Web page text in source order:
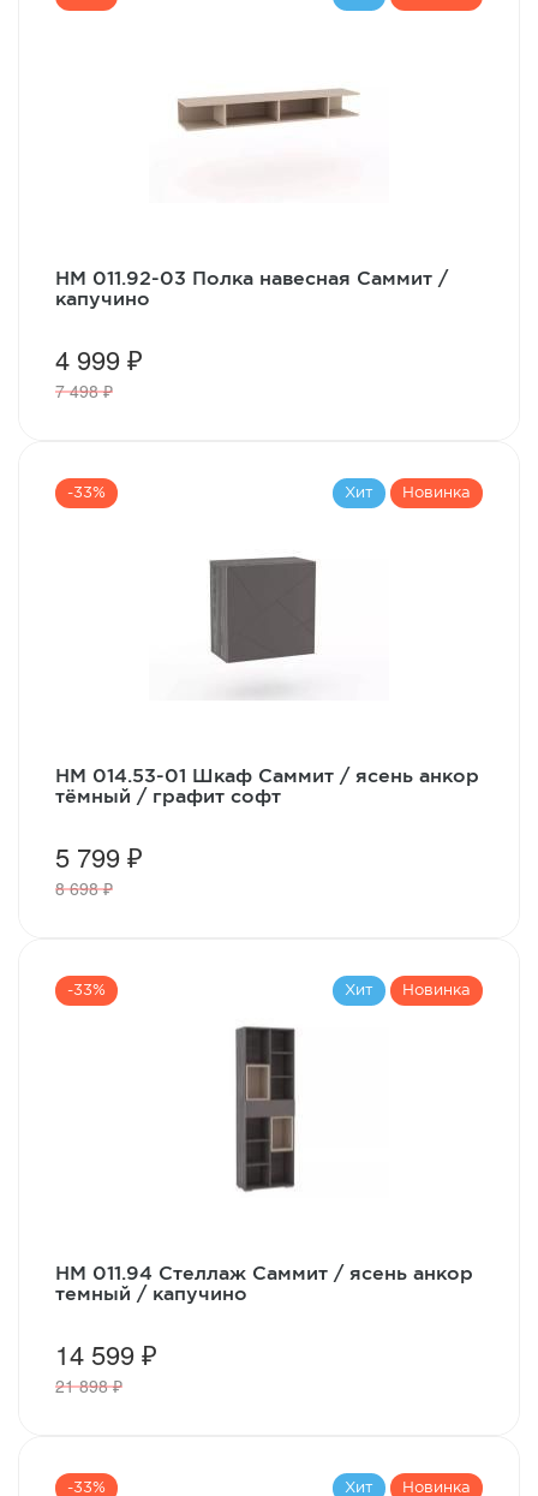
НМ 011.92-03 Полка навесная Саммит /
капучино
4 999 ₽
7 498 ₽
-33% Хит Новинка
НМ 014.53-01 Шкаф Саммит / ясень анкор
тёмный / графит софт
5 799 ₽
8 698 ₽
-33% Хит Новинка
НМ 011.94 Стеллаж Саммит / ясень анкор
темный / капучино
14 599 ₽
21 898 ₽
-33% Хит Новинка